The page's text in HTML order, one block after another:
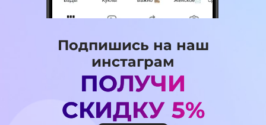
Подпишись на наш
инстаграм
ПОЛУЧИ
СКИДКУ 5%